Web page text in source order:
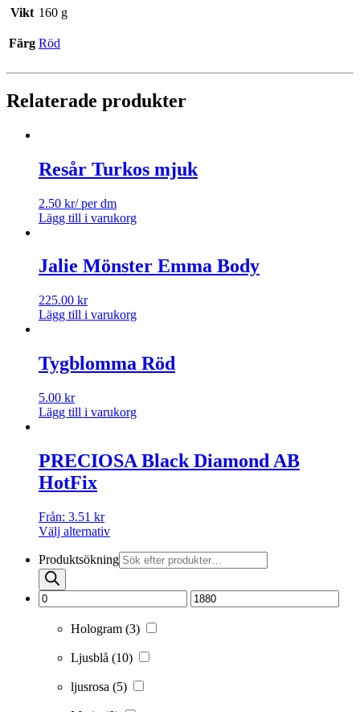
Vikt 160 g
Färg Röd
Relaterade produkter
Resår Turkos mjuk
2.50 kr/ per dm
Lägg till i varukorg
Jalie Mönster Emma Body
225.00 kr
Lägg till i varukorg
Tygblomma Röd
5.00 kr
Lägg till i varukorg
PRECIOSA Black Diamond AB
HotFix
Från: 3.51 kr
Välj alternativ
Produktsökning
Hologram (3)
Ljusblå (10)
ljusrosa (5)